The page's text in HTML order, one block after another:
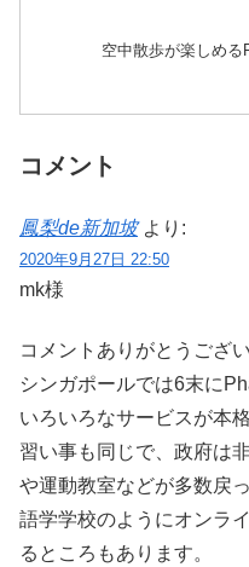
空中散歩が楽しめる
コメント
鳳梨de新加坡 より:
2020年9月27日 22:50
mk様
コメントありがとうござい
シンガポールでは6末に
いろいろなサービスが本
習い事も同じで、政府は
や運動教室などが多数戻
語学学校のようにオンラ
るところもあります。